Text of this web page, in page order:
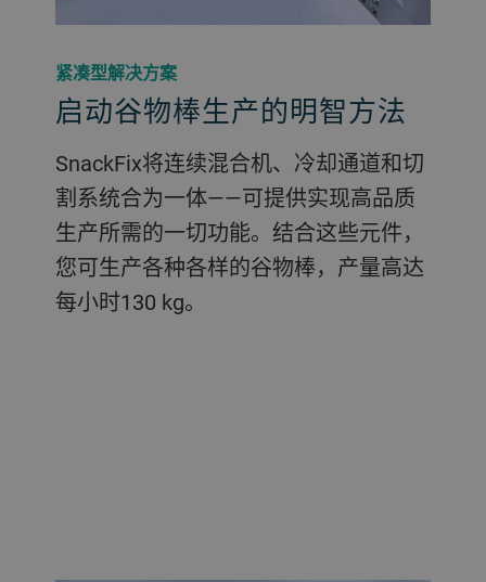
紧凑型解决方案
启动谷物棒生产的明智方法
SnackFix将连续混合机、冷却通道和切
割系统合为一体——可提供实现高品质
生产所需的一切功能。结合这些元件，
您可生产各种各样的谷物棒，产量高达
每小时130 kg。